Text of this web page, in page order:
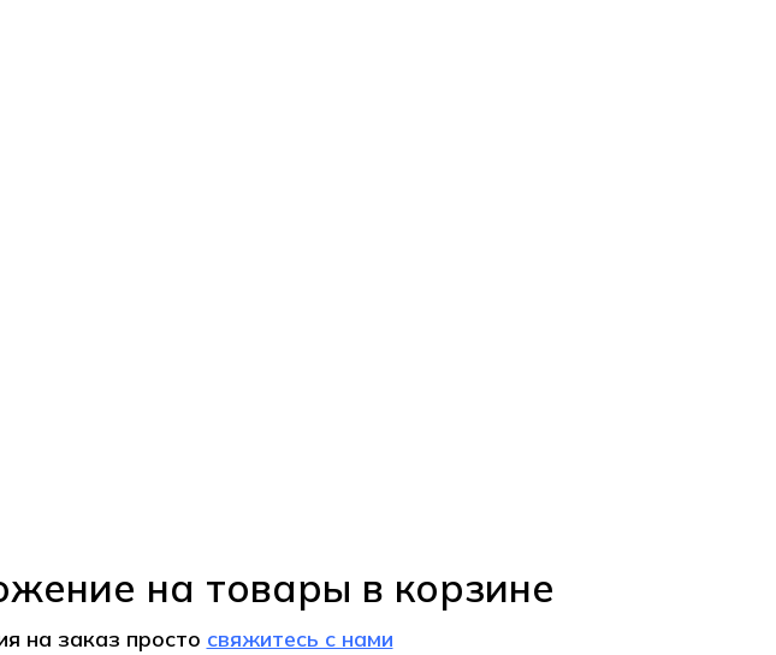
на товары в корзине
на заказ просто свяжитесь с нами